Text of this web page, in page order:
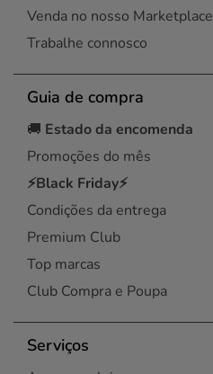
Venda no nosso Marketplace
Trabalhe connosco
Guia de compra
🚚 Estado da encomenda
Promoções do mês
⚡Black Friday⚡
Condições da entrega
Premium Club
Top marcas
Club Compra e Poupa
Serviços